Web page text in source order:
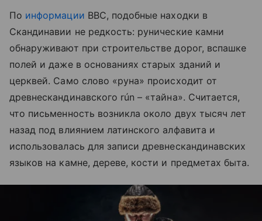
По информации BBC, подобные находки в
Скандинавии не редкость: рунические камни
обнаруживают при строительстве дорог, вспашке
полей и даже в основаниях старых зданий и
церквей. Само слово «руна» происходит от
древнескандинавского rún – «тайна». Считается,
что письменность возникла около двух тысяч лет
назад под влиянием латинского алфавита и
использовалась для записи древнескандинавских
языков на камне, дереве, кости и предметах быта.